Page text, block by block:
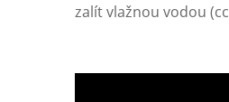
zalít vlažnou vodou